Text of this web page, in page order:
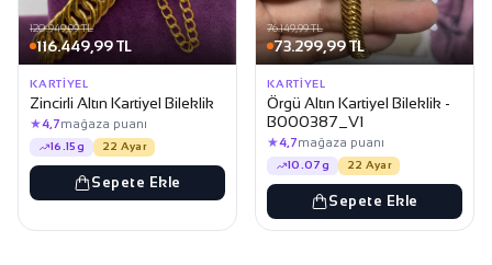
120.949,99 TL
116.449,99 TL
KARTIYEL
Zincirli Altın Kartiyel Bileklik
★4,7mağaza puanı
16.15g 22 Ayar
Sepete Ekle
76.149,99 TL
73.299,99 TL
KARTIYEL
Örgü Altın Kartiyel Bileklik -
B000387_V1
★4,7mağaza puanı
10.07g 22 Ayar
Sepete Ekle